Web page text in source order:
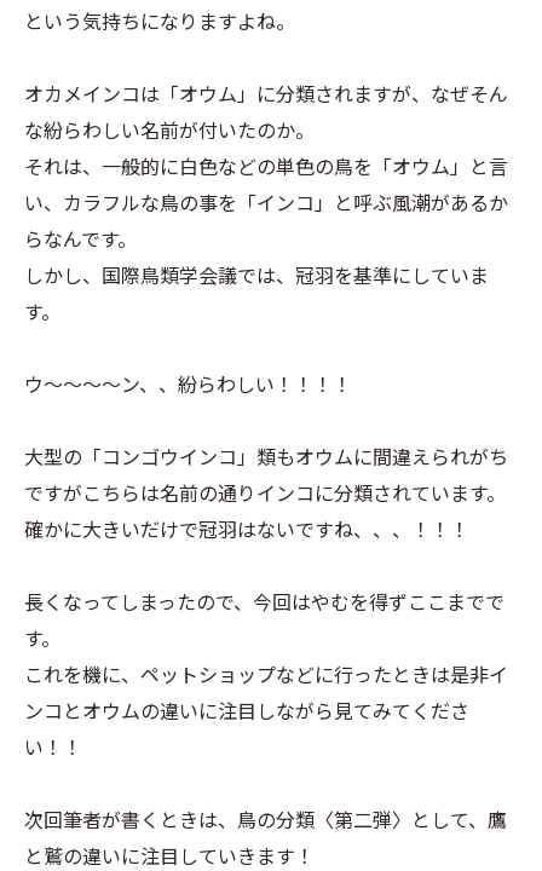
という気持ちになりますよね。
オカメインコは「オウム」に分類されますが、なぜそん
な紛らわしい名前が付いたのか。
それは、一般的に白色などの単色の鳥を「オウム」と言
い、カラフルな鳥の事を「インコ」と呼ぶ風潮があるか
らなんです。
しかし、国際鳥類学会議では、冠羽を基準にしていま
す。
ウ～～～～ン、、紛らわしい！！！！
大型の「コンゴウインコ」類もオウムに間違えられがち
ですがこちらは名前の通りインコに分類されています。
確かに大きいだけで冠羽はないですね、、、！！！
長くなってしまったので、今回はやむを得ずここまでで
す。
これを機に、ペットショップなどに行ったときは是非イ
ンコとオウムの違いに注目しながら見てみてくださ
い！！
次回筆者が書くときは、鳥の分類〈第二弾〉として、鷹
と鷲の違いに注目していきます！